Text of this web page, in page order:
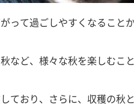
って過ごしやすくなること
など、様々な秋を楽しむこ
ており、さらに、収穫の秋